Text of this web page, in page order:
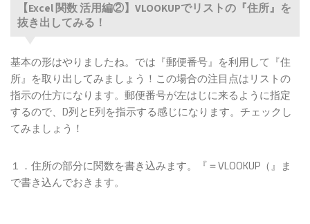
【Excel 関数 活用編②】VLOOKUPでリストの『住所』を
抜き出してみる！
基本の形はやりましたね。では『郵便番号』を利用して『住
所』を取り出してみましょう！この場合の注目点はリストの
指示の仕方になります。郵便番号が左はじに来るように指定
するので、D列とE列を指示する感じになります。チェックし
てみましょう！
１．住所の部分に関数を書き込みます。『＝VLOOKUP（』ま
で書き込んでおきます。